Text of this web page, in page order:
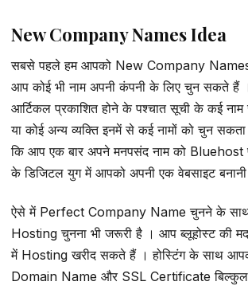
New Company Names Idea
सबसे पहले हम आपको New Company
आप कोई भी नाम अपनी कंपनी के लिए चुन सकते हैं
आर्टिकल प्रकाशित होने के पश्चात सूची के कई
या कोई अन्य व्यक्ति इनमें से कई नामों को चुन
कि आप एक बार अपने मनपसंद नाम को
के डिजिटल युग में आपको अपनी एक वेबसाइट बनानी
ऐसे में Perfect Company Name चुनने के
Hosting चुनना भी जरूरी है । आप ब्लूहोस्ट की
में Hosting खरीद सकते हैं । होस्टिंग के साथ
Domain Name और SSL Certificate बिल्कुल